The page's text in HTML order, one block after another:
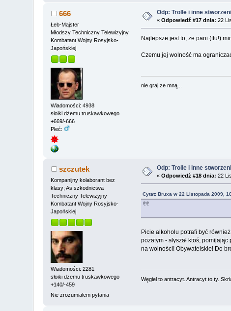
666
Łeb-Majster
Młodszy Techniczny Telewizyjny
Kombatant Wojny Rosyjsko-
Japońskiej
Wiadomości: 4938
słoiki dżemu truskawkowego
+669/-666
Płeć:
Odp: Trolle i inne
«Odpowiedź #17 dnia: 22
Najlepsze jest to, że pani (tfu!)
Czemu jej wolność ma
nie graj ze mną...
szczutek
Kompanijny kolaborant bez
klasy; As szkodnictwa
Techniczny Telewizyjny
Kombatant Wojny Rosyjsko-
Japońskiej
Wiadomości: 2281
słoiki dżemu truskawkowego
+140/-459
Nie zrozumiałem pytania
Odp: Trolle i inne
«Odpowiedź #18 dnia: 22
Cytat: Bruxa w 22 Listopada 2009,
Picie alkoholu potrafi być
pozatym - słyszał ktoś,
na wolności! Obywatelskie! Do
Węgiel to antracyt. Antracyt to ty.